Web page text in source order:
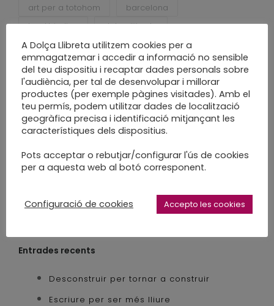
art per a totohom
barcelona
bookbinding
dolça llibreta
enquadernació
enquadernacio sabadell
fet a mà
fet a mida
fet a poc a poc
handcraft
handmade
materials
nadal
paper
paper i cartró
paper work
paperlicious
sabadell
slow craft
slow made
Entrades recents
Desconstruir per tornar a construir
Escriure per ser més lliure
A Dolça Llibreta utilitzem cookies per a
emmagatzemar i accedir a informació no sensible
del teu dispositiu i recaptar dades personals sobre
l'audiència, per tal de desenvolupar i millorar
productes (per exemple pàgines visitades). Amb el
teu permís, podem utilitzar dades de localització
geogràfica precisa i identificació mitjançant les
característiques dels dispositius.
Pots acceptar o rebutjar/configurar l'ús de cookies
per a aquesta web al botó corresponent.
Configuració de cookies Accepto les cookies